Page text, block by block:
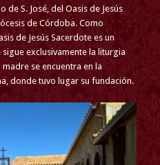
S. José, del Oasis de Jesús
de Córdoba. Como
de Jesús Sacerdote es un
exclusivamente la liturgia
se encuentra en la
donde tuvo lugar su fundación.